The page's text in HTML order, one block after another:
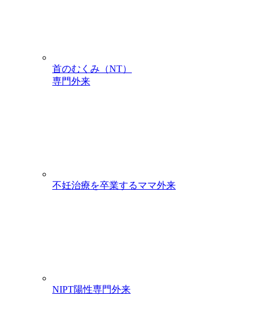
首のむくみ（NT）
専門外来
不妊治療を卒業するママ外来
NIPT陽性専門外来